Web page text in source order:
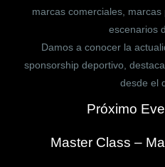
marcas comerciales,
escenarios
Damos a conocer la
sponsorship deportivo,
desde el
Próximo
Master Class –